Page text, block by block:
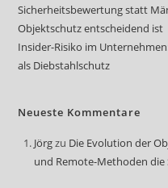
Sicherheitsbewertung statt
Objektschutz entscheidend ist
Insider-Risiko im
als Diebstahlschutz
Neueste Kommentare
Jörgzu Die Evolution der
und Remote-Methoden